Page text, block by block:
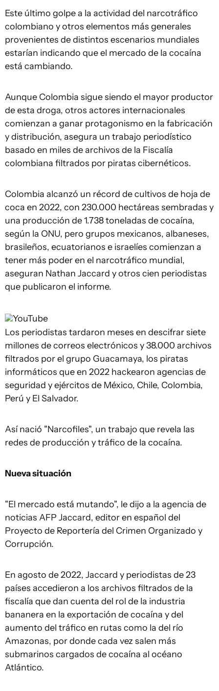
Este último golpe a la actividad del narcotráfico
colombiano y otros elementos más generales
provenientes de distintos escenarios mundiales
estarían indicando que el mercado de la cocaína
está cambiando.
Aunque Colombia sigue siendo el mayor productor
de esta droga, otros actores internacionales
comienzan a ganar protagonismo en la fabricación
y distribución, asegura un trabajo periodístico
basado en miles de archivos de la Fiscalía
colombiana filtrados por piratas cibernéticos.
Colombia alcanzó un récord de cultivos de hoja de
coca en 2022, con 230.000 hectáreas sembradas y
una producción de 1.738 toneladas de cocaína,
según la ONU, pero grupos mexicanos, albaneses,
brasileños, ecuatorianos e israelíes comienzan a
tener más poder en el narcotráfico mundial,
aseguran Nathan Jaccard y otros cien periodistas
que publicaron el informe.
YouTube
Los periodistas tardaron meses en descifrar siete
millones de correos electrónicos y 38.000 archivos
filtrados por el grupo Guacamaya, los piratas
informáticos que en 2022 hackearon agencias de
seguridad y ejércitos de México, Chile, Colombia,
Perú y El Salvador.
Así nació "Narcofiles", un trabajo que revela las
redes de producción y tráfico de la cocaína.
Nueva situación
"El mercado está mutando", le dijo a la agencia de
noticias AFP Jaccard, editor en español del
Proyecto de Reportería del Crimen Organizado y
Corrupción.
En agosto de 2022, Jaccard y periodistas de 23
países accedieron a los archivos filtrados de la
fiscalía que dan cuenta del rol de la industria
bananera en la exportación de cocaína y del
aumento del tráfico en rutas como la del río
Amazonas, por donde cada vez salen más
submarinos cargados de cocaína al océano
Atlántico.